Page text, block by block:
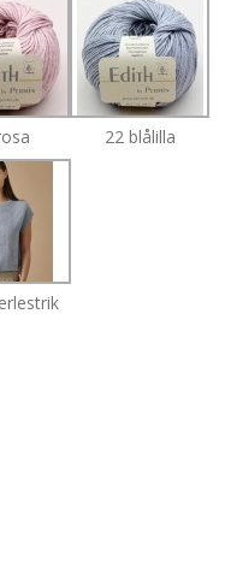
22 blålilla